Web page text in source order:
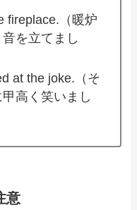
fireplace.（暖炉
を立てまし
at the joke.（そ
高く笑いまし
意